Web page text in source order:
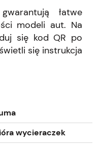
łatwe
modeli aut. Na
się kod QR po
się instrukcja
wycieraczek